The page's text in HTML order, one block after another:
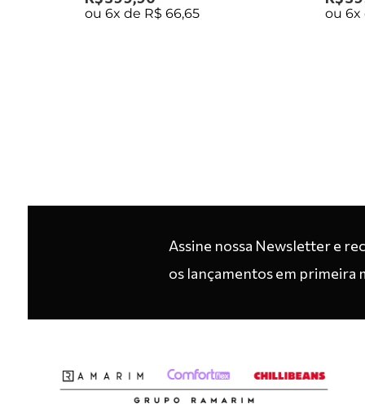
ou6x de R$ 66,65 ou6x
Assine nossa Newsletter e
os lançamentos em primeira